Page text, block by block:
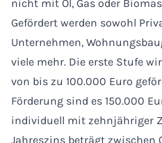
nicht mit Öl, Gas oder
Gefördert werden sowohl
Unternehmen,
viele mehr. Die erste Stufe
von bis zu 100.000 Euro
Förderung sind es 150.000
individuell mit zehnjähriger
Jahreszins beträgt zwischen